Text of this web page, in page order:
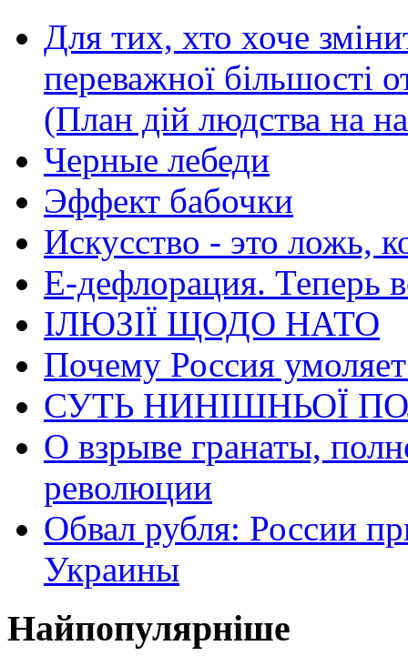
Для тих, хто хоче
переважної більшості
(План дій людства на
Черные лебеди
Эффект бабочки
Искусство - это ложь,
Е-дефлорация. Теперь
ІЛЮЗІЇ ЩОДО НАТО
Почему Россия
СУТЬ НИНІШНЬОЇ
О взрыве гранаты,
революции
Обвал рубля: России
Украины
Найпопулярніше